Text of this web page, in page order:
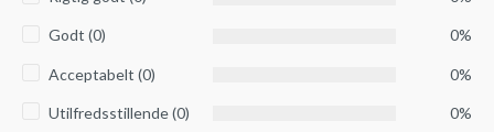
Godt (0) 0%
Acceptabelt (0) 0%
Utilfredsstillende (0) 0%